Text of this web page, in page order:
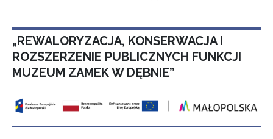
„REWALORYZACJA, KONSERWACJA I
ROZSZERZENIE PUBLICZNYCH FUNKCJI
MUZEUM ZAMEK W DĘBNIE”